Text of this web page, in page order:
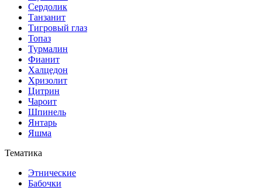
Сердолик
Танзанит
Тигровый глаз
Топаз
Турмалин
Фианит
Халцедон
Хризолит
Цитрин
Чароит
Шпинель
Янтарь
Яшма
Тематика
Этнические
Бабочки